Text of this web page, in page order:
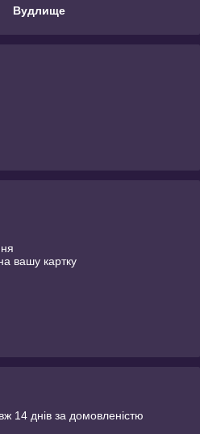
Вудлище
вашу картку
14 днів за домовленістю